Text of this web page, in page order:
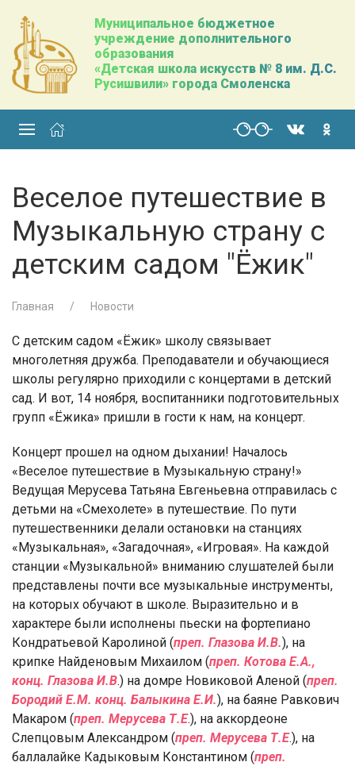
Муниципальное бюджетное
учреждение дополнительного
образования
«Детская школа искусств № 8 им. Д.С.
Русишвили» города Смоленска
Веселое путешествие в
Музыкальную страну с
детским садом "Ёжик"
Главная Новости
С детским садом «Ёжик» школу связывает
многолетняя дружба. Преподаватели и обучающиеся
школы регулярно приходили с концертами в детский
сад. И вот, 14 ноября, воспитанники подготовительных
групп «Ёжика» пришли в гости к нам, на концерт.
Концерт прошел на одном дыхании! Началось
«Веселое путешествие в Музыкальную страну!»
Ведущая Мерусева Татьяна Евгеньевна отправилась с
детьми на «Смехолете» в путешествие. По пути
путешественники делали остановки на станциях
«Музыкальная», «Загадочная», «Игровая». На каждой
станции «Музыкальной» вниманию слушателей были
представлены почти все музыкальные инструменты,
на которых обучают в школе. Выразительно и в
характере были исполнены пьески на фортепиано
Кондратьевой Каролиной (преп. Глазова И.В.), на
крипке Найденовым Михаилом (преп. Котова Е.А.,
конц. Глазова И.В.) на домре Новиковой Аленой (преп.
Бородий Е.М. конц. Балыкина Е.И.), на баяне Равкович
Макаром (преп. Мерусева Т.Е.), на аккордеоне
Слепцовым Александром (преп. Мерусева Т.Е.), на
баллалайке Кадыковым Константином (преп.